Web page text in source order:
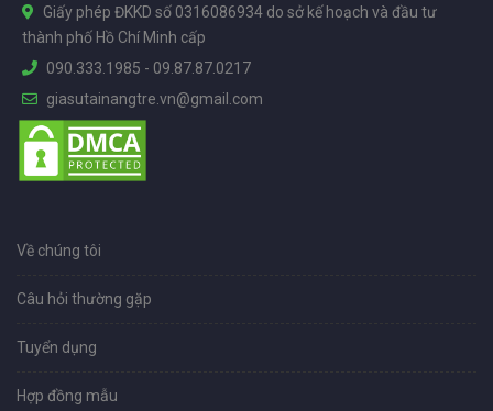
Giấy phép ĐKKD số 0316086934 do sở kế hoạch và đầu tư
thành phố Hồ Chí Minh cấp
090.333.1985 - 09.87.87.0217
giasutainangtre.vn@gmail.com
Về chúng tôi
Câu hỏi thường gặp
Tuyển dụng
Hợp đồng mẫu